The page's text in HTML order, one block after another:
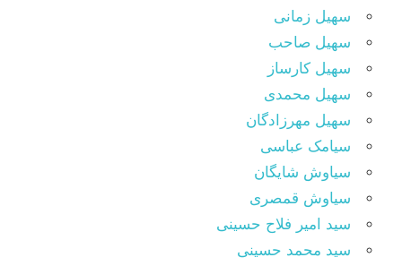
سهیل زمانی
سهیل صاحب
سهیل کارساز
سهیل محمدی
سهیل مهرزادگان
سیامک عباسی
سیاوش شایگان
سیاوش قمصری
سید امیر فلاح حسینی
سید محمد حسینی